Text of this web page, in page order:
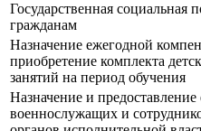
Государственная
гражданам
Назначение ежегодной
приобретение комплекта
занятий на период обучения
Назначение и
военнослужащих и